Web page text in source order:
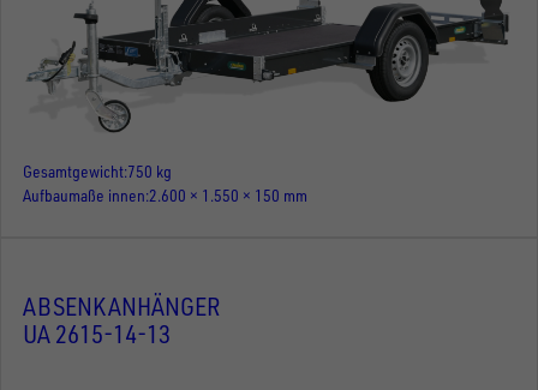
Gesamtgewicht 750 kg
Aufbaumaße innen 2.600 × 1.550 × 150 mm
ABSENKANHÄNGER
UA 2615-14-13